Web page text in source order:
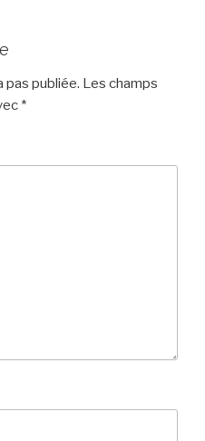
pas publiée. Les champs
*